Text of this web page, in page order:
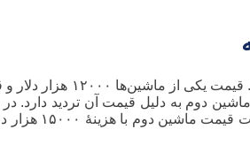
برای مثال، شخصی قصد خرید ماشین دارد و به او دو ماشین برای خرید پیشنهاد داده شده
خرید ماشین دوم به دلیل قیمت آن تردید دارد.
لحظه، به شخص مورد نظر ماشینی با قیمت ۲۵۰۰۰ هزار دلار پیشنهاد می‌شود.